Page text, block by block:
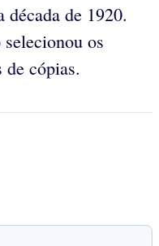
de 1920.
os
cópias.